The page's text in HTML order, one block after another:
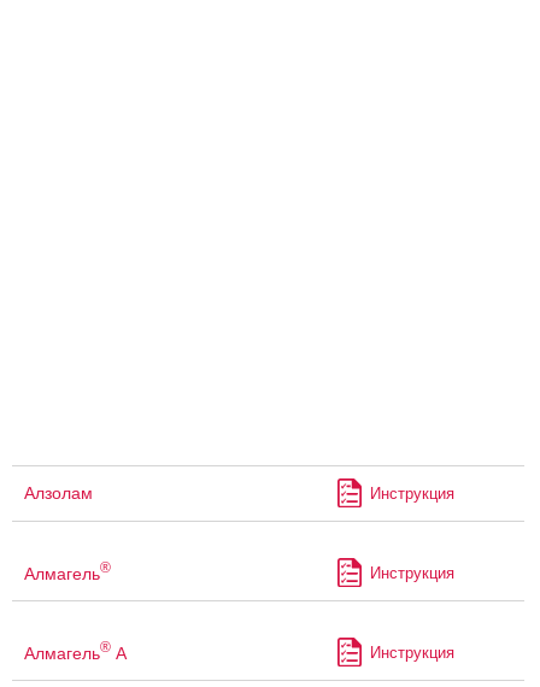
Алзолам Инструкция
Алмагель® Инструкция
Алмагель® А Инструкция